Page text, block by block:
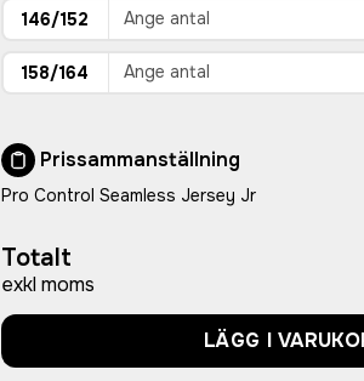
146/152
158/164
Prissammanställning
Pro Control Seamless Jersey Jr
Totalt
exkl moms
LÄGG I